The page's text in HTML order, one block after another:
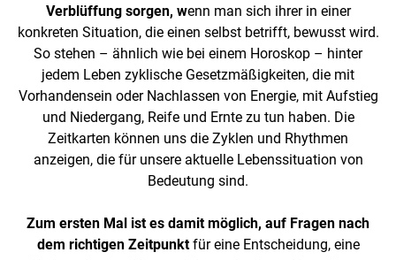
Verblüffung sorgen, wenn man sich ihrer in einer
konkreten Situation, die einen selbst betrifft, bewusst wird.
So stehen – ähnlich wie bei einem Horoskop – hinter
jedem Leben zyklische Gesetzmäßigkeiten, die mit
Vorhandensein oder Nachlassen von Energie, mit Aufstieg
und Niedergang, Reife und Ernte zu tun haben. Die
Zeitkarten können uns die Zyklen und Rhythmen
anzeigen, die für unsere aktuelle Lebenssituation von
Bedeutung sind.
Zum ersten Mal ist es damit möglich, auf Fragen nach
dem richtigen Zeitpunktfür eine Entscheidung, eine